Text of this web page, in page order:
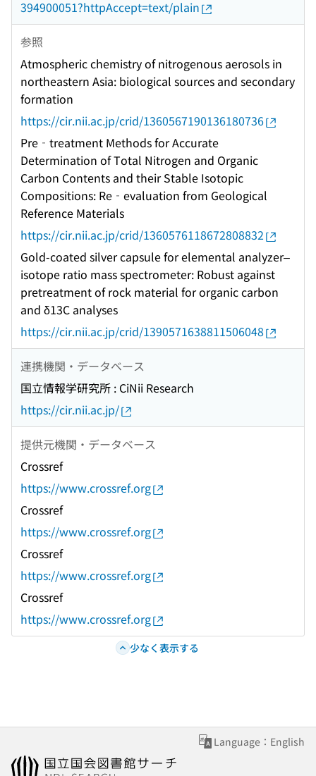
394900051?httpAccept=text/plain
参照
Atmospheric chemistry of nitrogenous aerosols in
northeastern Asia: biological sources and secondary
formation
https://cir.nii.ac.jp/crid/1360567190136180736
Pre‐treatment Methods for Accurate
Determination of Total Nitrogen and Organic
Carbon Contents and their Stable Isotopic
Compositions: Re‐evaluation from Geological
Reference Materials
https://cir.nii.ac.jp/crid/1360576118672808832
Gold-coated silver capsule for elemental analyzer–
isotope ratio mass spectrometer: Robust against
pretreatment of rock material for organic carbon
and δ13C analyses
https://cir.nii.ac.jp/crid/1390571638811506048
連携機関・データベース
国立情報学研究所 : CiNii Research
https://cir.nii.ac.jp/
提供元機関・データベース
Crossref
https://www.crossref.org
Crossref
https://www.crossref.org
Crossref
https://www.crossref.org
Crossref
https://www.crossref.org
少なく表示する
Language：English